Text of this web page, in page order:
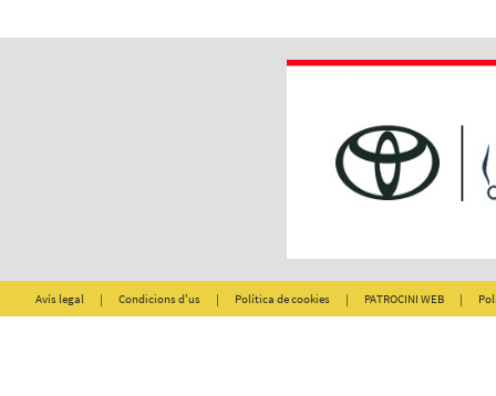
Avís legal | Condicions d'us | Política de cookies | PATROCINI WEB |